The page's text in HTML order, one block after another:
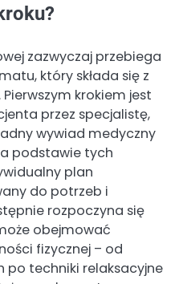
zazwyczaj przebiega
który składa się z
krokiem jest
przez specjalistę,
wywiad medyczny
podstawie tych
plan
do potrzeb i
rozpoczyna się
obejmować
fizycznej – od
po techniki relaksacyjne